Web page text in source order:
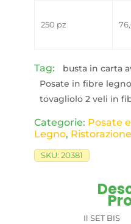
250 pz
Tag:
busta in carta
Posate in fibre
tovagliolo 2 veli in
Categorie: Posate
Legno,
SKU: 20381
Il SET BIS